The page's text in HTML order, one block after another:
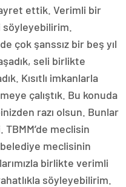
ettik. Verimli bir
çok şanssız bir beş yıl
seli birlikte
Kısıtlı imkanlarla
çalıştık. Bu konuda
razı olsun. Bunlar
meclisin
meclisinin
birlikte verimli
söyleyebilirim.